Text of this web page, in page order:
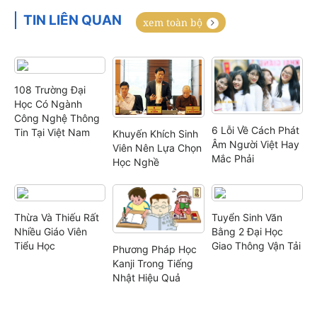
TIN LIÊN QUAN xem toàn bộ
108 Trường Đại
Học Có Ngành
Công Nghệ Thông
Tin Tại Việt Nam
Khuyến Khích Sinh
Viên Nên Lựa Chọn
Học Nghề
6 Lỗi Về Cách Phát
Âm Người Việt Hay
Mắc Phải
Thừa Và Thiếu Rất
Nhiều Giáo Viên
Tiểu Học
Phương Pháp Học
Kanji Trong Tiếng
Nhật Hiệu Quả
Tuyển Sinh Văn
Bằng 2 Đại Học
Giao Thông Vận Tải